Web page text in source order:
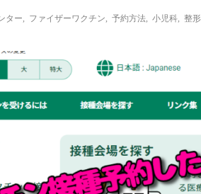
ター ファイザーワクチン 予約方法 小児科 整